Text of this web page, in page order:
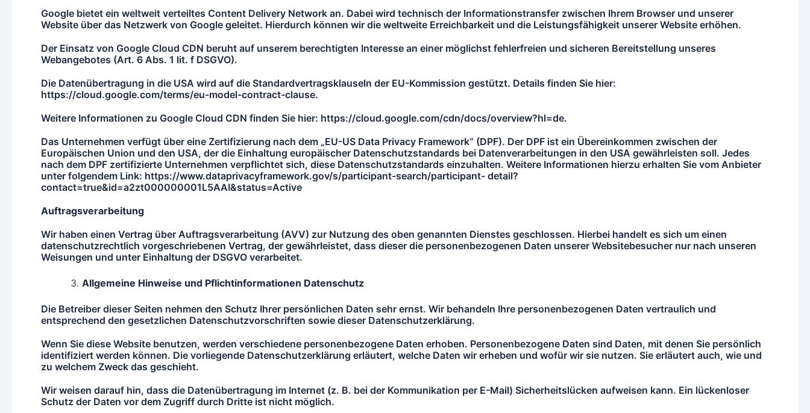
Google bietet ein weltweit verteiltes Content Delivery Network an. Dabei wird technisch der Informationstransfer zwischen Ihrem Browser und unserer
Website über das Netzwerk von Google geleitet. Hierdurch können wir die weltweite Erreichbarkeit und die Leistungsfähigkeit unserer Website erhöhen.
Der Einsatz von Google Cloud CDN beruht auf unserem berechtigten Interesse an einer möglichst fehlerfreien und sicheren Bereitstellung unseres
Webangebotes (Art. 6 Abs. 1 lit. f DSGVO).
Die Datenübertragung in die USA wird auf die Standardvertragsklauseln der EU-Kommission gestützt. Details finden Sie hier:
https://cloud.google.com/terms/eu-model-contract-clause.
Weitere Informationen zu Google Cloud CDN finden Sie hier: https://cloud.google.com/cdn/docs/overview?hl=de.
Das Unternehmen verfügt über eine Zertifizierung nach dem „EU-US Data Privacy Framework“ (DPF). Der DPF ist ein Übereinkommen zwischen der
Europäischen Union und den USA, der die Einhaltung europäischer Datenschutzstandards bei Datenverarbeitungen in den USA gewährleisten soll. Jedes
nach dem DPF zertifizierte Unternehmen verpflichtet sich, diese Datenschutzstandards einzuhalten. Weitere Informationen hierzu erhalten Sie vom Anbieter
unter folgendem Link: https://www.dataprivacyframework.gov/s/participant-search/participant- detail?
contact=true&id=a2zt000000001L5AAI&status=Active
Auftragsverarbeitung
Wir haben einen Vertrag über Auftragsverarbeitung (AVV) zur Nutzung des oben genannten Dienstes geschlossen. Hierbei handelt es sich um einen
datenschutzrechtlich vorgeschriebenen Vertrag, der gewährleistet, dass dieser die personenbezogenen Daten unserer Websitebesucher nur nach unseren
Weisungen und unter Einhaltung der DSGVO verarbeitet.
Allgemeine Hinweise und Pflichtinformationen Datenschutz
Die Betreiber dieser Seiten nehmen den Schutz Ihrer persönlichen Daten sehr ernst. Wir behandeln Ihre personenbezogenen Daten vertraulich und
entsprechend den gesetzlichen Datenschutzvorschriften sowie dieser Datenschutzerklärung.
Wenn Sie diese Website benutzen, werden verschiedene personenbezogene Daten erhoben. Personenbezogene Daten sind Daten, mit denen Sie persönlich
identifiziert werden können. Die vorliegende Datenschutzerklärung erläutert, welche Daten wir erheben und wofür wir sie nutzen. Sie erläutert auch, wie und
zu welchem Zweck das geschieht.
Wir weisen darauf hin, dass die Datenübertragung im Internet (z. B. bei der Kommunikation per E-Mail) Sicherheitslücken aufweisen kann. Ein lückenloser
Schutz der Daten vor dem Zugriff durch Dritte ist nicht möglich.